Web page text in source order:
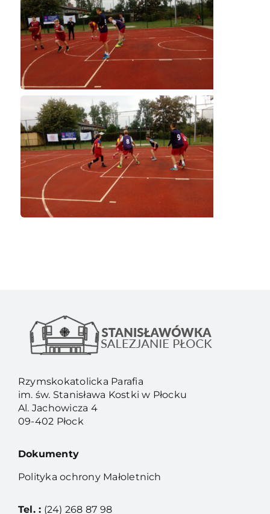
Rzymskokatolicka Parafia
im. św. Stanisława Kostki w Płocku
Al. Jachowicza 4
09-402 Płock
Dokumenty
Polityka ochrony Małoletnich
Tel. : (24) 268 87 98